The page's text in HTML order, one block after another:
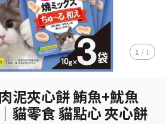
1 / 1
泥夾心餅 鮪魚+魷魚
貓零食 貓點心 夾心餅